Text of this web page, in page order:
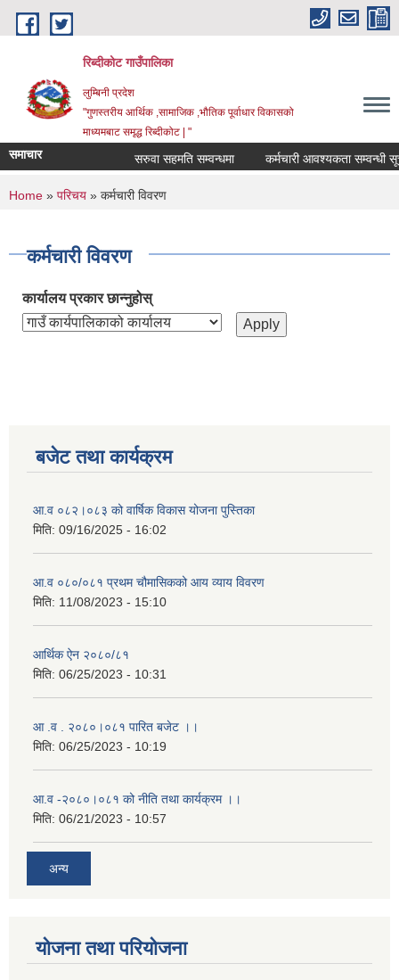
Skip to main content
रिब्दीकोट गाउँपालिका
लुम्बिनी प्रदेश
"गुणस्तरीय आर्थिक ,सामाजिक ,भौतिक पूर्वाधार विकासको
माध्यमबाट समृद्ध रिब्दीकोट | "
समाचार सरुवा सहमति सम्वन्धमा कर्मचारी आवश्यकता सम्वन्धी सूचना
You are here
Home » परिचय » कर्मचारी विवरण
कर्मचारी विवरण
कार्यालय प्रकार छान्नुहोस्
बजेट तथा कार्यक्रम
आ.व ०८२।०८३ को वार्षिक विकास योजना पुस्तिका
मिति: 09/16/2025 - 16:02
आ.व ०८०/०८१ प्रथम चौमासिकको आय व्याय विवरण
मिति: 11/08/2023 - 15:10
आर्थिक ऐन २०८०/८१
मिति: 06/25/2023 - 10:31
आ .व . २०८०।०८१ पारित बजेट ।।
मिति: 06/25/2023 - 10:19
आ.व -२०८०।०८१ को नीति तथा कार्यक्रम ।।
मिति: 06/21/2023 - 10:57
अन्य
योजना तथा परियोजना